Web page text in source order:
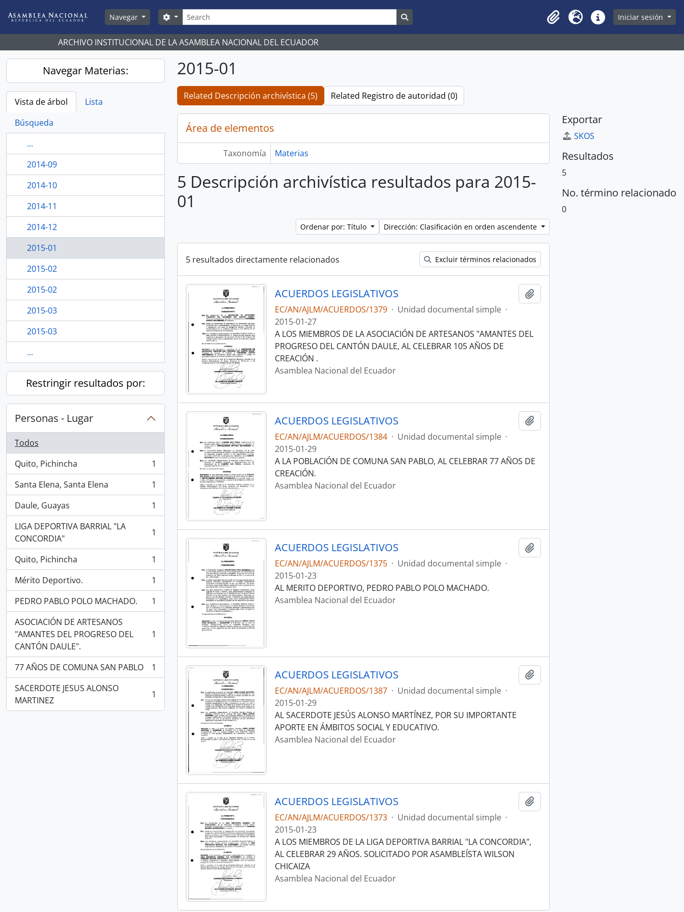
Navegar
Búsqueda
Search options
Clipboard
Idioma Enlaces rápidos
Iniciar sesión
ARCHIVO INSTITUCIONAL DE LA ASAMBLEA NACIONAL DEL ECUADOR
Navegar Materias:
Vista de árbol
Lista
Búsqueda
...
2014-09
2014-10
2014-11
2014-12
2015-01
2015-02
2015-02
2015-03
2015-03
...
Restringir resultados por:
Personas - Lugar
Todos
Quito, Pichincha
, 1 resultados
1
Santa Elena, Santa Elena
, 1 resultados
1
Daule, Guayas
, 1 resultados
1
LIGA DEPORTIVA BARRIAL "LA
CONCORDIA"
, 1 resultados 1
Quito, Pichincha
, 1 resultados
1
Mérito Deportivo.
, 1 resultados
1
PEDRO PABLO POLO MACHADO.
, 1 resultados
1
ASOCIACIÓN DE ARTESANOS
"AMANTES DEL PROGRESO DEL
CANTÓN DAULE".
, 1 resultados 1
77 AÑOS DE COMUNA SAN PABLO
, 1 resultados
1
SACERDOTE JESUS ALONSO
MARTINEZ
, 1 resultados 1
2015-01
Related Descripción archivística (5) Related Registro de autoridad (0)
Área de elementos
Taxonomía Materias
5 Descripción archivística resultados para 2015-
01
Ordenar por: Título Dirección: Clasificación en orden ascendente
5 resultados directamente relacionados Excluir términos relacionados
ACUERDOS LEGISLATIVOS
EC/AN/AJLM/ACUERDOS/1379 · Unidad documental simple ·
2015-01-27
A LOS MIEMBROS DE LA ASOCIACIÓN DE ARTESANOS "AMANTES DEL
PROGRESO DEL CANTÓN DAULE, AL CELEBRAR 105 AÑOS DE
CREACIÓN .
Asamblea Nacional del Ecuador
ACUERDOS LEGISLATIVOS
EC/AN/AJLM/ACUERDOS/1384 · Unidad documental simple ·
2015-01-29
A LA POBLACIÓN DE COMUNA SAN PABLO, AL CELEBRAR 77 AÑOS DE
CREACIÓN.
Asamblea Nacional del Ecuador
ACUERDOS LEGISLATIVOS
EC/AN/AJLM/ACUERDOS/1375 · Unidad documental simple ·
2015-01-23
AL MERITO DEPORTIVO, PEDRO PABLO POLO MACHADO.
Asamblea Nacional del Ecuador
ACUERDOS LEGISLATIVOS
EC/AN/AJLM/ACUERDOS/1387 · Unidad documental simple ·
2015-01-29
AL SACERDOTE JESÚS ALONSO MARTÍNEZ, POR SU IMPORTANTE
APORTE EN ÁMBITOS SOCIAL Y EDUCATIVO.
Asamblea Nacional del Ecuador
ACUERDOS LEGISLATIVOS
EC/AN/AJLM/ACUERDOS/1373 · Unidad documental simple ·
2015-01-23
A LOS MIEMBROS DE LA LIGA DEPORTIVA BARRIAL "LA CONCORDIA",
AL CELEBRAR 29 AÑOS. SOLICITADO POR ASAMBLEÍSTA WILSON
CHICAIZA
Asamblea Nacional del Ecuador
Exportar
SKOS
Resultados
5
No. término relacionado
0